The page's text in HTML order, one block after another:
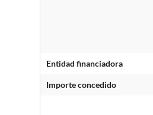
Entidad financiadora
Importe concedido